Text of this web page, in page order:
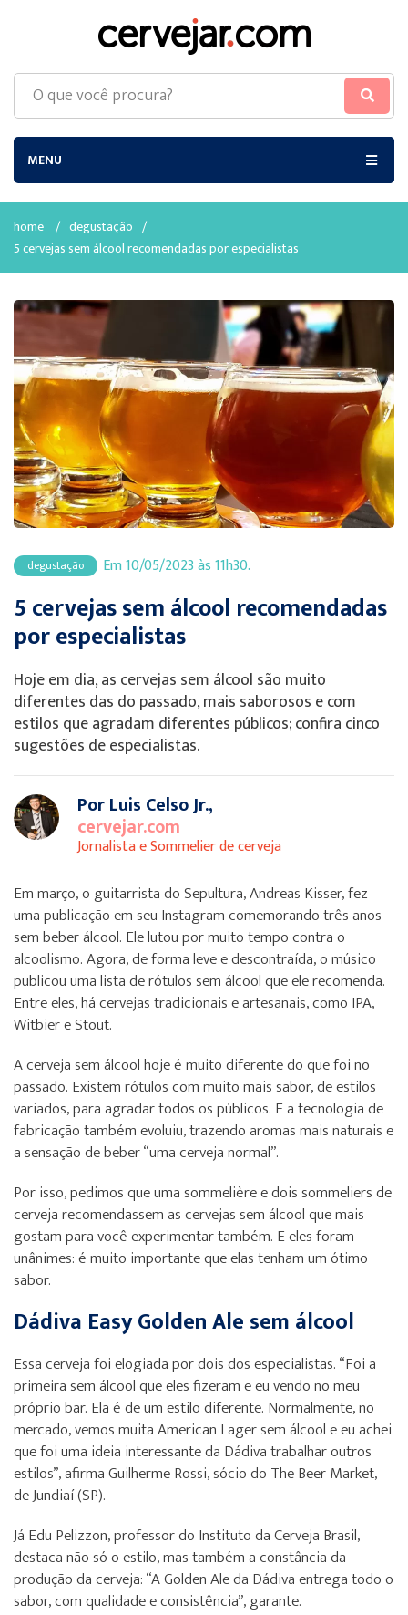
MENU
home / degustação /
5 cervejas sem álcool recomendadas por especialistas
degustação Em 10/05/2023 às 11h30.
5 cervejas sem álcool recomendadas
por especialistas
Hoje em dia, as cervejas sem álcool são muito
diferentes das do passado, mais saborosos e com
estilos que agradam diferentes públicos; confira cinco
sugestões de especialistas.
Por Luis Celso Jr.,
cervejar.com
Jornalista e Sommelier de cerveja
Em março, o guitarrista do Sepultura, Andreas Kisser, fez
uma publicação em seu Instagram comemorando três anos
sem beber álcool. Ele lutou por muito tempo contra o
alcoolismo. Agora, de forma leve e descontraída, o músico
publicou uma lista de rótulos sem álcool que ele recomenda.
Entre eles, há cervejas tradicionais e artesanais, como IPA,
Witbier e Stout.
A cerveja sem álcool hoje é muito diferente do que foi no
passado. Existem rótulos com muito mais sabor, de estilos
variados, para agradar todos os públicos. E a tecnologia de
fabricação também evoluiu, trazendo aromas mais naturais e
a sensação de beber “uma cerveja normal”.
Por isso, pedimos que uma sommelière e dois sommeliers de
cerveja recomendassem as cervejas sem álcool que mais
gostam para você experimentar também. E eles foram
unânimes: é muito importante que elas tenham um ótimo
sabor.
Dádiva Easy Golden Ale sem álcool
Essa cerveja foi elogiada por dois dos especialistas. “Foi a
primeira sem álcool que eles fizeram e eu vendo no meu
próprio bar. Ela é de um estilo diferente. Normalmente, no
mercado, vemos muita American Lager sem álcool e eu achei
que foi uma ideia interessante da Dádiva trabalhar outros
estilos”, afirma Guilherme Rossi, sócio do The Beer Market,
de Jundiaí (SP).
Já Edu Pelizzon, professor do Instituto da Cerveja Brasil,
destaca não só o estilo, mas também a constância da
produção da cerveja: “A Golden Ale da Dádiva entrega todo o
sabor, com qualidade e consistência”, garante.